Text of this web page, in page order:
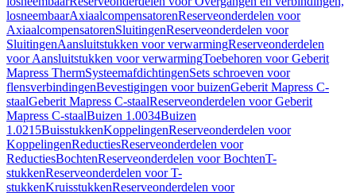
losneembaarAxiaalcompensatorenReserveonderdelen voor
AxiaalcompensatorenSluitingenReserveonderdelen voor
SluitingenAansluitstukken voor verwarmingReserveonderdelen
voor Aansluitstukken voor verwarmingToebehoren voor Geberit
Mapress ThermSysteemafdichtingenSets schroeven voor
flensverbindingenBevestigingen voor buizenGeberit Mapress C-
staalGeberit Mapress C-staalReserveonderdelen voor Geberit
Mapress C-staalBuizen 1.0034Buizen
1.0215BuisstukkenKoppelingenReserveonderdelen voor
KoppelingenReductiesReserveonderdelen voor
ReductiesBochtenReserveonderdelen voor BochtenT-
stukkenReserveonderdelen voor T-
stukkenKruisstukkenReserveonderdelen voor